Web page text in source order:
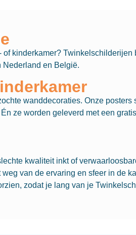
kinderkamer?
Nederland en België.
wanddecoraties. Onze posters
ze worden geleverd met een
kwaliteit inkt of
van de ervaring en sfeer in de
zodat je lang van je